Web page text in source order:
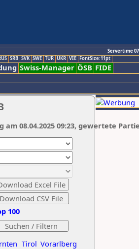
Servertime
SRB SVK SWE TUR UKR VIE FontSize:11pt
Swiss-Manager ÖSB FIDE
Tirol Vorarlberg
100
am 08.04.2025 09:23, gewertete